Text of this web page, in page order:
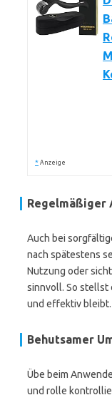
* Anzeige
Regelmäßiger
Auch bei
nach spätestens
Nutzung oder
sinnvoll. So stellst
und effektiv bleibt.
Behutsamer
Übe beim
und rolle